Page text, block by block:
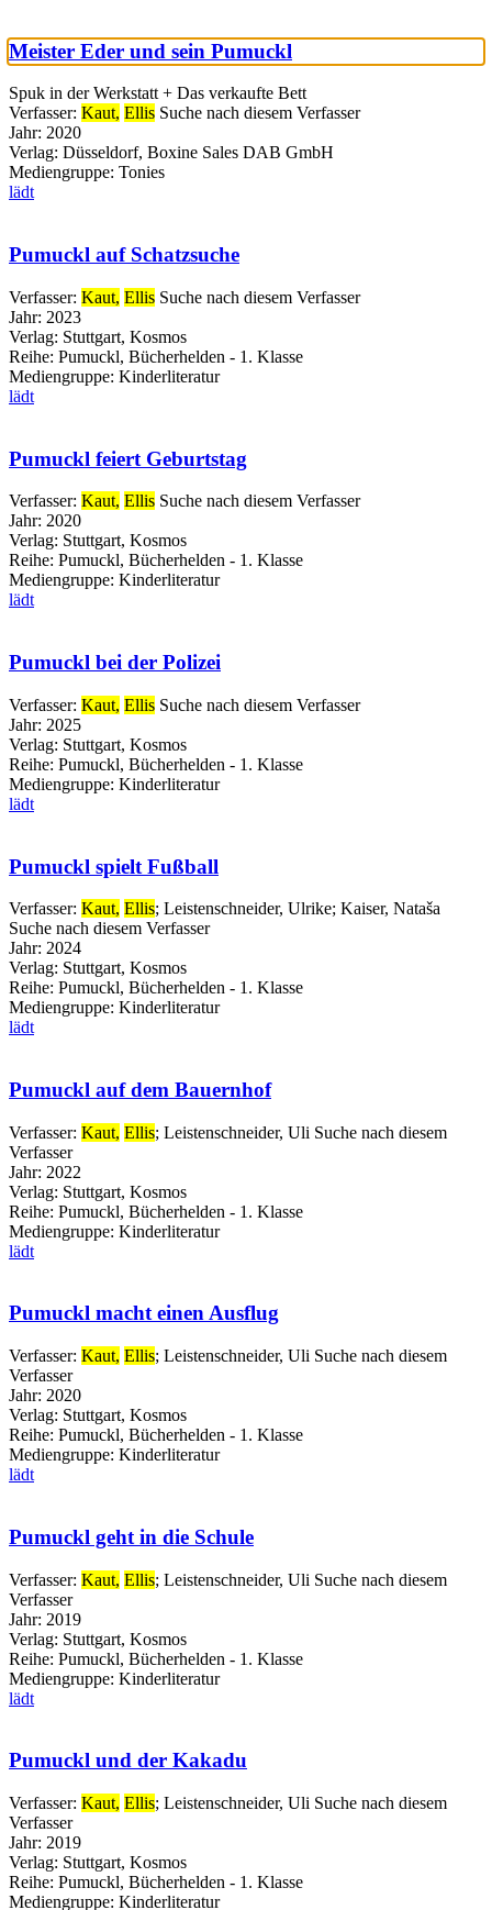
Meister Eder und sein Pumuckl
Spuk in der Werkstatt + Das verkaufte Bett
Verfasser: Kaut, Ellis Suche nach diesem Verfasser
Jahr: 2020
Verlag: Düsseldorf, Boxine Sales DAB GmbH
Mediengruppe: Tonies
lädt
Pumuckl auf Schatzsuche
Verfasser: Kaut, Ellis Suche nach diesem Verfasser
Jahr: 2023
Verlag: Stuttgart, Kosmos
Reihe: Pumuckl, Bücherhelden - 1. Klasse
Mediengruppe: Kinderliteratur
lädt
Pumuckl feiert Geburtstag
Verfasser: Kaut, Ellis Suche nach diesem Verfasser
Jahr: 2020
Verlag: Stuttgart, Kosmos
Reihe: Pumuckl, Bücherhelden - 1. Klasse
Mediengruppe: Kinderliteratur
lädt
Pumuckl bei der Polizei
Verfasser: Kaut, Ellis Suche nach diesem Verfasser
Jahr: 2025
Verlag: Stuttgart, Kosmos
Reihe: Pumuckl, Bücherhelden - 1. Klasse
Mediengruppe: Kinderliteratur
lädt
Pumuckl spielt Fußball
Verfasser: Kaut, Ellis; Leistenschneider, Ulrike; Kaiser, Nataša
Suche nach diesem Verfasser
Jahr: 2024
Verlag: Stuttgart, Kosmos
Reihe: Pumuckl, Bücherhelden - 1. Klasse
Mediengruppe: Kinderliteratur
lädt
Pumuckl auf dem Bauernhof
Verfasser: Kaut, Ellis; Leistenschneider, Uli Suche nach diesem
Verfasser
Jahr: 2022
Verlag: Stuttgart, Kosmos
Reihe: Pumuckl, Bücherhelden - 1. Klasse
Mediengruppe: Kinderliteratur
lädt
Pumuckl macht einen Ausflug
Verfasser: Kaut, Ellis; Leistenschneider, Uli Suche nach diesem
Verfasser
Jahr: 2020
Verlag: Stuttgart, Kosmos
Reihe: Pumuckl, Bücherhelden - 1. Klasse
Mediengruppe: Kinderliteratur
lädt
Pumuckl geht in die Schule
Verfasser: Kaut, Ellis; Leistenschneider, Uli Suche nach diesem
Verfasser
Jahr: 2019
Verlag: Stuttgart, Kosmos
Reihe: Pumuckl, Bücherhelden - 1. Klasse
Mediengruppe: Kinderliteratur
lädt
Pumuckl und der Kakadu
Verfasser: Kaut, Ellis; Leistenschneider, Uli Suche nach diesem
Verfasser
Jahr: 2019
Verlag: Stuttgart, Kosmos
Reihe: Pumuckl, Bücherhelden - 1. Klasse
Mediengruppe: Kinderliteratur